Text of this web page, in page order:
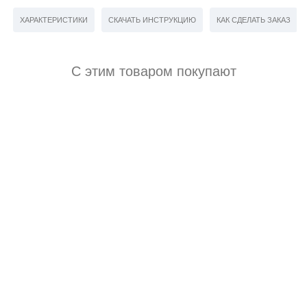
ХАРАКТЕРИСТИКИ СКАЧАТЬ ИНСТРУКЦИЮ КАК СДЕЛАТЬ ЗАКАЗ
С этим товаром покупают